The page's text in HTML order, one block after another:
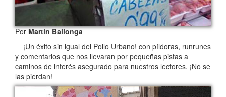
PorMartín Ballonga
¡Un éxito sin igual del Pollo Urbano! con píldoras, runrunes
y comentarios que nos llevaran por pequeñas pistas a
caminos de interés asegurado para nuestros lectores. ¡No se
las pierdan!